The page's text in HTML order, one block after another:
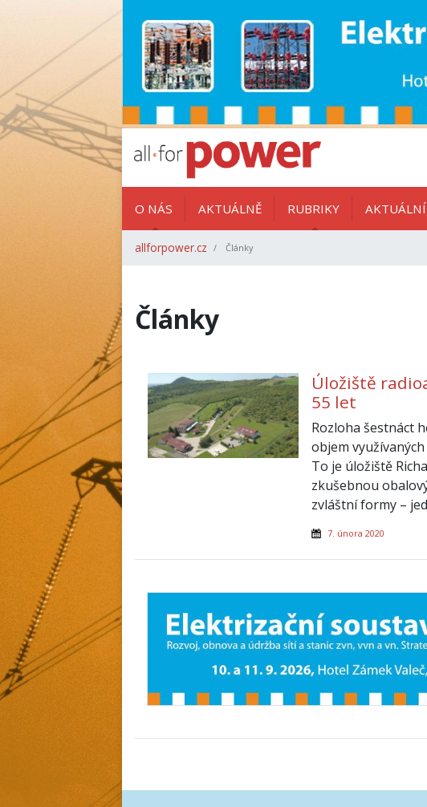
O NÁS AKTUÁLNĚ RUBRIKY
allforpower.cz Články
Články
Úložiště
55 let
Rozloha šestnáct
objem
To je úložiště
zkušebnou
zvláštní formy –
7. února 2020